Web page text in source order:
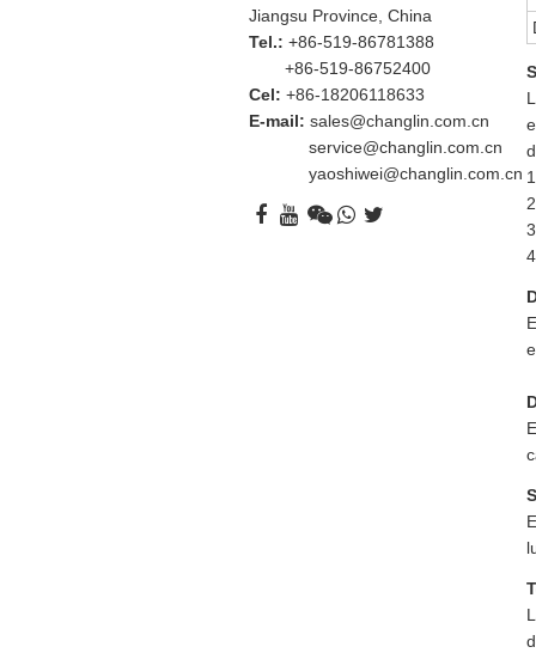
Jiangsu Province, China
Tel.: +86-519-86781388
+86-519-86752400
Cel: +86-18206118633
E-mail:sales@changlin.com.cn
service@changlin.com.cn
yaoshiwei@changlin.com.cn